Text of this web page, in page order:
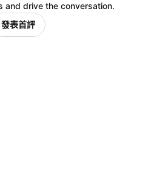
and drive the conversation.
發表首評